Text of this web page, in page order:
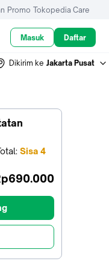
Promo Tokopedia Care
Masuk Daftar
Dikirim ke Jakarta Pusat
: Sisa 4